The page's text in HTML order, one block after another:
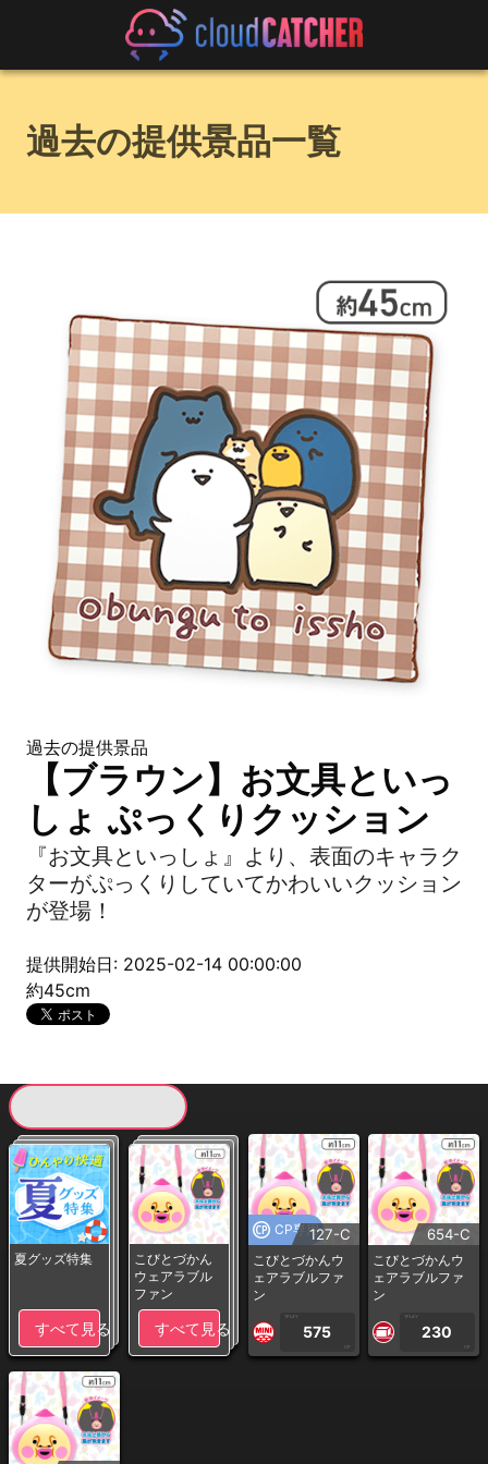
過去の提供景品一覧
過去の提供景品
【ブラウン】お文具といっ
しょ ぷっくりクッション
『お文具といっしょ』より、表面のキャラク
ターがぷっくりしていてかわいいクッション
が登場！
提供開始日: 2025-02-14 00:00:00
約45cm
夏グッズ特集
すべて見る
こびとづかん
ウェアラブル
ファン
すべて見る
CP専用127-C
こびとづかんウ
ェアラブルファ
ン
1PLAY
575
CP
654-C
こびとづかんウ
ェアラブルファ
ン
1PLAY
230
CP